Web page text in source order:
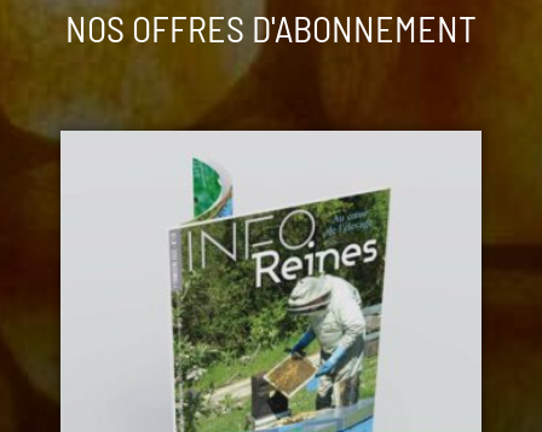
NOS OFFRES D'ABONNEMENT